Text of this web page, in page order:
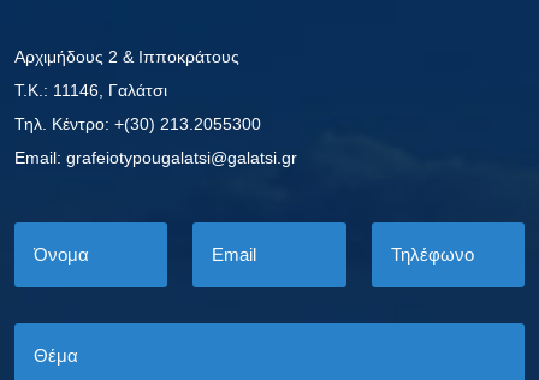
Αρχιμήδους 2 & Ιπποκράτους
Τ.Κ.: 11146, Γαλάτσι
Τηλ. Κέντρο: +(30) 213.2055300
Εmail: grafeiotypougalatsi@galatsi.gr